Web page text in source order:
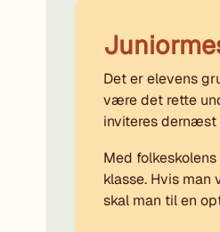
Det er elevens
være det rette
inviteres dernæst
Med
klasse. Hvis
skal man til en